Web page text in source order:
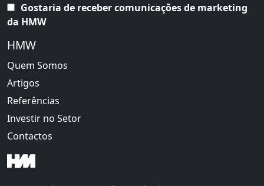
Gostaria de receber comunicações de marketing
da HMW
HMW
Quem Somos
Artigos
Referências
Investir no Setor
Contactos